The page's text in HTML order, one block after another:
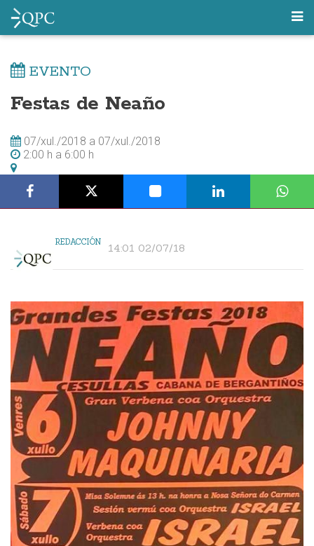
EVENTO
Festas de Neaño
07/xul./2018 a 07/xul./2018
2:00 h a 6:00 h
REDACCIÓN 14:01 02/07/18